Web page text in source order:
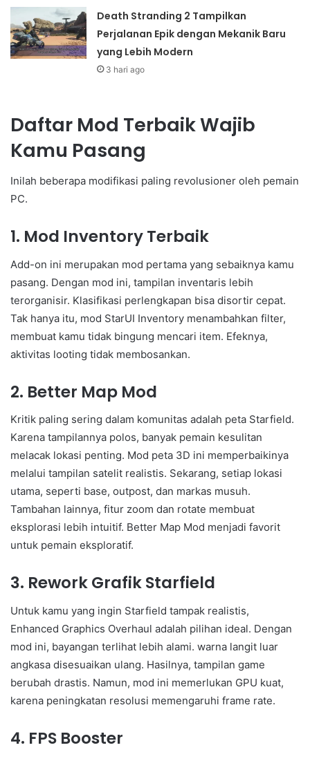
Death Stranding 2 Tampilkan
Perjalanan Epik dengan Mekanik Baru
yang Lebih Modern
3 hari ago
Daftar Mod Terbaik Wajib
Kamu Pasang
Inilah beberapa modifikasi paling revolusioner oleh pemain
PC.
1. Mod Inventory Terbaik
Add-on ini merupakan mod pertama yang sebaiknya kamu
pasang. Dengan mod ini, tampilan inventaris lebih
terorganisir. Klasifikasi perlengkapan bisa disortir cepat.
Tak hanya itu, mod StarUI Inventory menambahkan filter,
membuat kamu tidak bingung mencari item. Efeknya,
aktivitas looting tidak membosankan.
2. Better Map Mod
Kritik paling sering dalam komunitas adalah peta Starfield.
Karena tampilannya polos, banyak pemain kesulitan
melacak lokasi penting. Mod peta 3D ini memperbaikinya
melalui tampilan satelit realistis. Sekarang, setiap lokasi
utama, seperti base, outpost, dan markas musuh.
Tambahan lainnya, fitur zoom dan rotate membuat
eksplorasi lebih intuitif. Better Map Mod menjadi favorit
untuk pemain eksploratif.
3. Rework Grafik Starfield
Untuk kamu yang ingin Starfield tampak realistis,
Enhanced Graphics Overhaul adalah pilihan ideal. Dengan
mod ini, bayangan terlihat lebih alami. warna langit luar
angkasa disesuaikan ulang. Hasilnya, tampilan game
berubah drastis. Namun, mod ini memerlukan GPU kuat,
karena peningkatan resolusi memengaruhi frame rate.
4. FPS Booster